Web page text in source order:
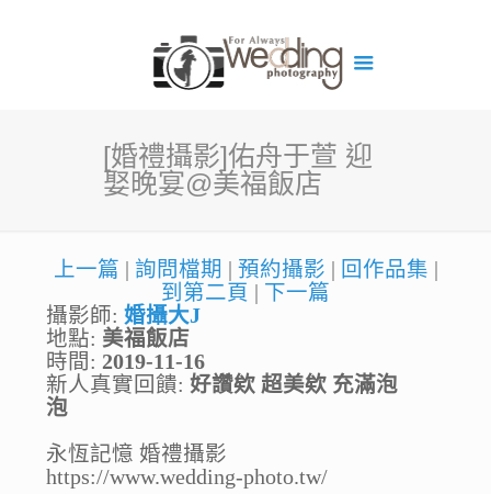
[婚禮攝影]佑舟于萱 迎
娶晚宴@美福飯店
上一篇 詢問檔期 預約攝影 回作品集
到第二頁
下一篇
攝影師: 婚攝大J
地點: 美福飯店
時間: 2019-11-16
新人真實回饋: 好讚欸 超美欸 充滿泡
泡
永恆記憶 婚禮攝影
https://www.wedding-photo.tw/